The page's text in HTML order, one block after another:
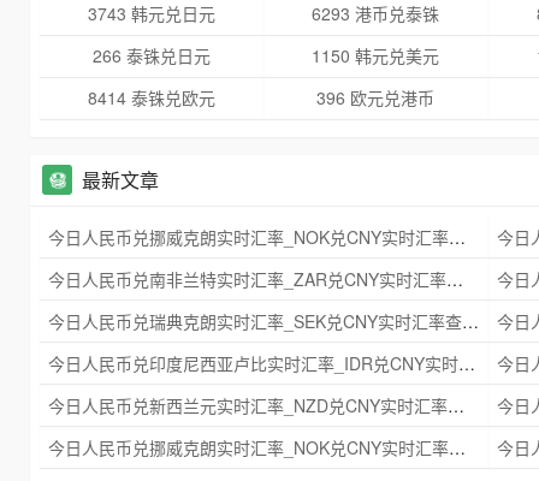
3743 韩元兑日元
6293 港币兑泰铢
266 泰铢兑日元
1150 韩元兑美元
8414 泰铢兑欧元
396 欧元兑港币
最新文章
今日人民币兑挪威克朗实时汇率_NOK兑CNY实时汇率查询 2025年09月21日
今日人民币兑南非兰特实时汇率_ZAR兑CNY实时汇率查询 2025年09月21日
今日人民币兑瑞典克朗实时汇率_SEK兑CNY实时汇率查询 2025年09月21日
今日人民币兑印度尼西亚卢比实时汇率_IDR兑CNY实时汇率查询 2025年09月21日
今日人民币兑新西兰元实时汇率_NZD兑CNY实时汇率查询 2025年09月21日
今日人民币兑挪威克朗实时汇率_NOK兑CNY实时汇率查询 2025年09月21日